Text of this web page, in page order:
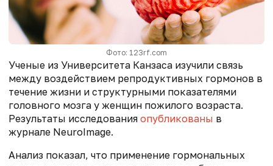
Фото: 123rf.com
Ученые из Университета Канзаса изучили связь
между воздействием репродуктивных гормонов в
течение жизни и структурными показателями
головного мозга у женщин пожилого возраста.
Результаты исследования опубликованы в
журнале NeuroImage.
Анализ показал, что применение гормональных